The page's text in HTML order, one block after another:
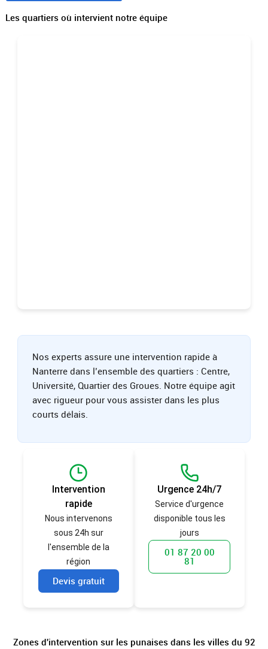
Les quartiers où intervient notre équipe
Nos experts assure une intervention rapide à
Nanterre dans l’ensemble des quartiers : Centre,
Université, Quartier des Groues. Notre équipe agit
avec rigueur pour vous assister dans les plus
courts délais.
Intervention
rapide
Nous intervenons
sous 24h sur
l'ensemble de la
région
Devis gratuit
Urgence 24h/7
Service d'urgence
disponible tous les
jours
01 87 20 00
81
Zones d'intervention sur les punaises dans les villes du 92